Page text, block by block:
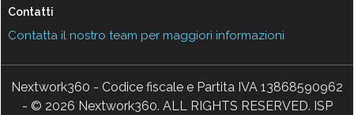
Contatti
Contatta il nostro team per maggiori informazioni
Nextwork360 - Codice fiscale e Partita IVA 13868590962
- © 2026 Nextwork360. ALL RIGHTS RESERVED. ISP